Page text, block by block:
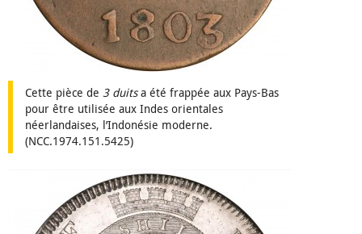
Cette pièce de 3 duitsa été frappée aux Pays-Bas
pour être utilisée aux Indes orientales
néerlandaises, l’Indonésie moderne.
(NCC.1974.151.5425)